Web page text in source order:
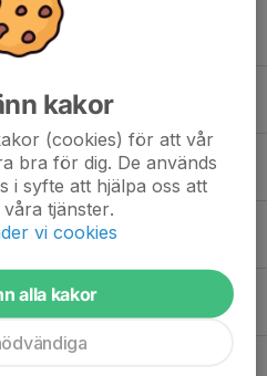
kakor
(cookies) för att vår
bra för dig. De används
i syfte att hjälpa oss att
tjänster.
vi cookies
alla kakor